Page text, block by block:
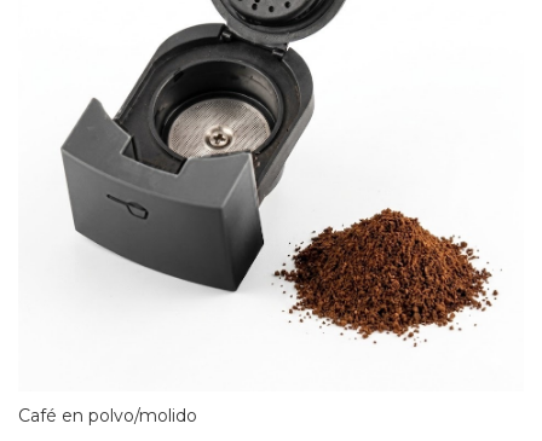
Café en polvo/molido